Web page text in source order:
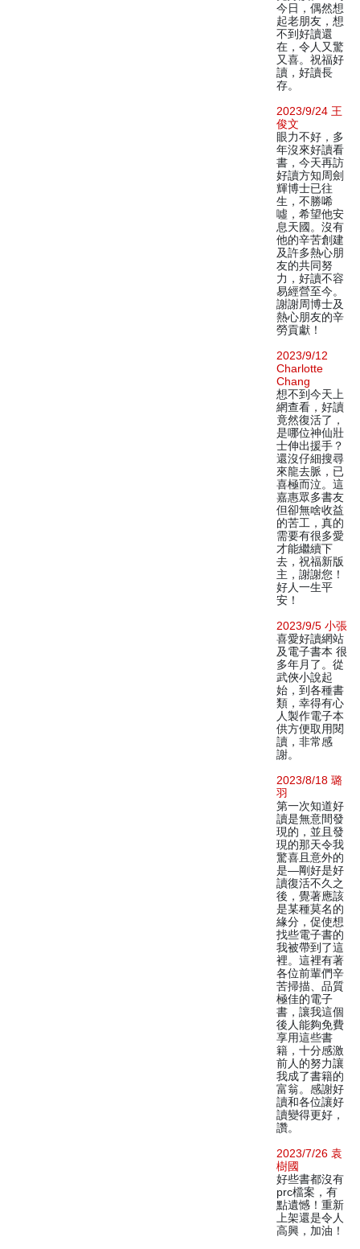
今日，偶然想
起老朋友，想
不到好讀還
在，令人又驚
又喜。祝福好
讀，好讀長
存。
2023/9/24 王
俊文
眼力不好，多
年沒來好讀看
書，今天再訪
好讀方知周劍
輝博士已往
生，不勝唏
噓，希望他安
息天國。沒有
他的辛苦創建
及許多熱心朋
友的共同努
力，好讀不容
易經營至今。
謝謝周博士及
熱心朋友的辛
勞貢獻！
2023/9/12
Charlotte
Chang
想不到今天上
網查看，好讀
竟然復活了，
是哪位神仙壯
士伸出援手？
還沒仔細搜尋
來龍去脈，已
喜極而泣。這
嘉惠眾多書友
但卻無啥收益
的苦工，真的
需要有很多愛
才能繼續下
去，祝福新版
主，謝謝您！
好人一生平
安！
2023/9/5 小張
喜愛好讀網站
及電子書本 很
多年月了。從
武俠小說起
始，到各種書
類，幸得有心
人製作電子本
供方便取用閱
讀，非常感
謝。
2023/8/18 璐
羽
第一次知道好
讀是無意間發
現的，並且發
現的那天令我
驚喜且意外的
是—剛好是好
讀復活不久之
後，覺著應該
是某種莫名的
緣分，促使想
找些電子書的
我被帶到了這
裡。這裡有著
各位前輩們辛
苦掃描、品質
極佳的電子
書，讓我這個
後人能夠免費
享用這些書
籍，十分感激
前人的努力讓
我成了書籍的
富翁。感謝好
讀和各位讓好
讀變得更好，
讚。
2023/7/26 袁
樹國
好些書都沒有
prc檔案，有
點遺憾！重新
上架還是令人
高興，加油！